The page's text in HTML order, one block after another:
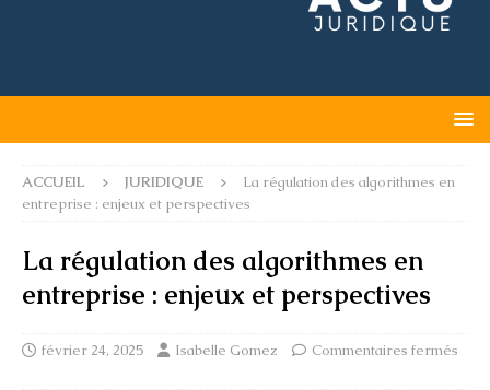
ACCUEIL JURIDIQUE
La régulation des algorithmes en
entreprise : enjeux et perspectives
La régulation des algorithmes en
entreprise : enjeux et perspectives
février 24, 2025 Isabelle Gomez Commentaires fermés